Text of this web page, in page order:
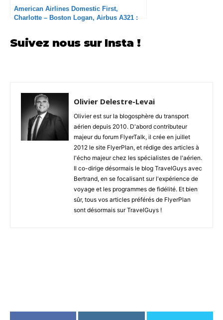
American Airlines Domestic First,
Charlotte – Boston Logan, Airbus A321 :
Suivez nous sur Insta !
Olivier Delestre-Levai
Olivier est sur la blogosphère du transport
aérien depuis 2010. D'abord contributeur
majeur du forum FlyerTalk, il crée en juillet
2012 le site FlyerPlan, et rédige des articles à
l'écho majeur chez les spécialistes de l'aérien.
Il co-dirige désormais le blog TravelGuys avec
Bertrand, en se focalisant sur l'expérience de
voyage et les programmes de fidélité. Et bien
sûr, tous vos articles préférés de FlyerPlan
sont désormais sur TravelGuys !